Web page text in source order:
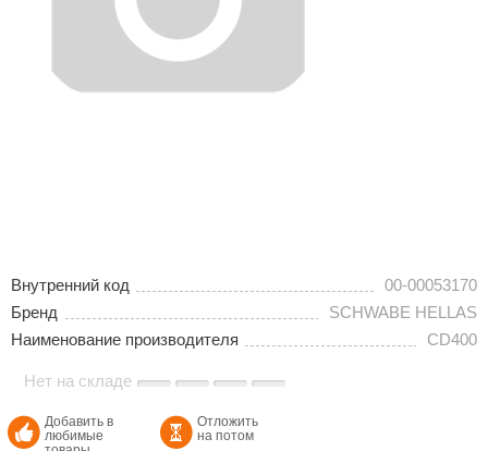
Внутренний код
00-00053170
Бренд
SCHWABE HELLAS
Наименование производителя
CD400
Нет на складе
Добавить в
любимые
Отложить
на потом